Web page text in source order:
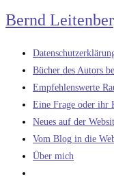
Zum
Inhalt
springen
Bernd
Bücher des Autors
Empfehlenswerte
Eine Frage oder ihr
Neues auf der
Vom Blog in die
Über mich